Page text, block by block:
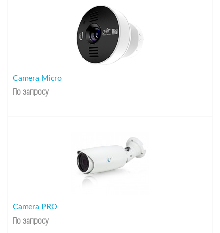
Camera Micro
По запросу
Camera PRO
По запросу